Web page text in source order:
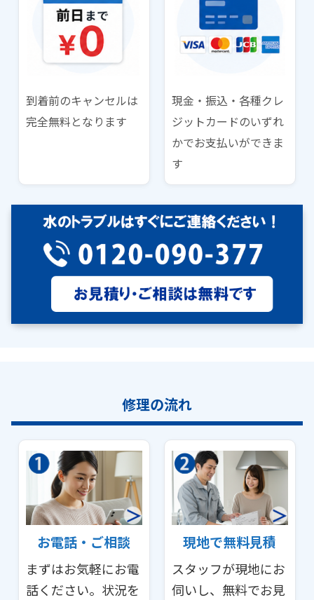
到着前のキャンセルは
完全無料となります
現金・振込・各種クレ
ジットカードのいずれ
かでお支払いができま
す
修理の流れ
お電話・ご相談
まずはお気軽にお電
話ください。状況を
現地で無料見積
スタッフが現地にお
伺いし、無料でお見